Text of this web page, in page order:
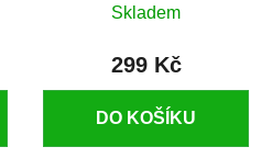
Skladem
299 Kč
DO KOŠÍKU